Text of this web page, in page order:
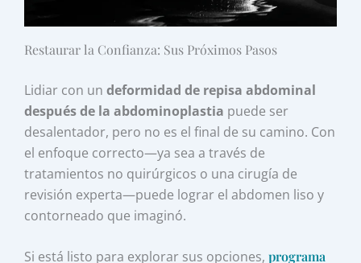
Restaurar la Confianza: Sus Próximos Pasos
Lidiar con undeformidad de repisa abdominal
después de la abdominoplastia puede ser
desalentador, pero no es el final de su camino. Con
el enfoque correcto—ya sea a través de
tratamientos no quirúrgicos o una cirugía de
revisión experta—puede lograr el abdomen liso y
contorneado que imaginó.
Si está listo para explorar sus opciones,programa